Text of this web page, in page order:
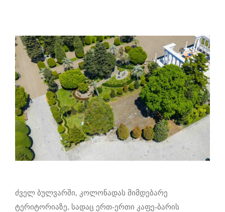
ძველ ბულვარში, კოლონადას მიმდებარე
ტერიტორიაზე, სადაც ერთ-ერთი კაფე-ბარის